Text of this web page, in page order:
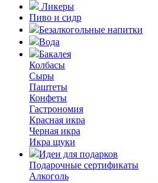
Ликеры
Пиво и сидр
Безалкогольные напитки
Вода
Бакалея
Колбасы
Сыры
Паштеты
Конфеты
Гастрономия
Красная икра
Черная икра
Икра щуки
Идеи для подарков
Подарочные сертификаты
Алкоголь